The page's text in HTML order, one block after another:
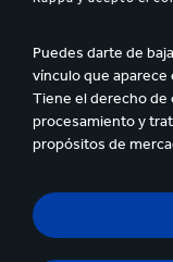
Puedes darte de
vínculo que
Tiene el derecho de
procesamiento y
propósitos de